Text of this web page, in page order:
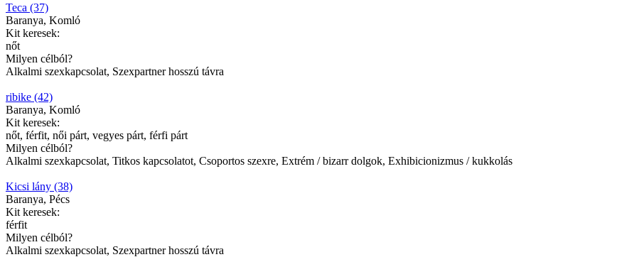
Teca (37)
Baranya, Komló
Kit keresek:
nőt
Milyen célból?
Alkalmi szexkapcsolat, Szexpartner hosszú távra
ribike (42)
Baranya, Komló
Kit keresek:
nőt, férfit, női párt, vegyes párt, férfi párt
Milyen célból?
Alkalmi szexkapcsolat, Titkos kapcsolatot, Csoportos szexre, Extrém / bizarr dolgok, Exhibicionizmus / kukkolás
Kicsi lány (38)
Baranya, Pécs
Kit keresek:
férfit
Milyen célból?
Alkalmi szexkapcsolat, Szexpartner hosszú távra